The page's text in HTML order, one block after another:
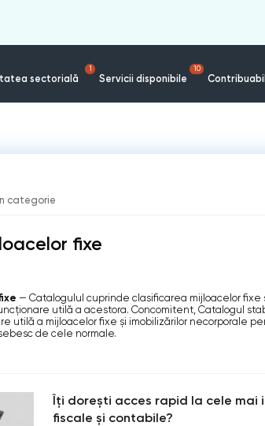
sectorială
1
Servicii disponibile
10
categorie
fixe
— Catalogulul cuprinde clasificarea mijloacelor fixe
utilă a acestora. Concomitent, Catalogul
utilă a mijloacelor fixe și imobilizărilor necorporale
de cele normale.
Îți dorești acces rapid la cele mai
fiscale și contabile?